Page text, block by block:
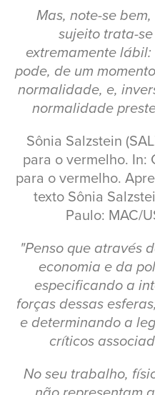
Mas, note-se
sujeito trata-
extremamente
pode, de um
normalidade, e,
normalidade
Sônia Salzstein
para o vermelho. In:
para o vermelho.
texto Sônia
Paulo: MAC/
"Penso que através
economia e da
especificando a
forças dessas
e determinando a
críticos
No seu trabalho,